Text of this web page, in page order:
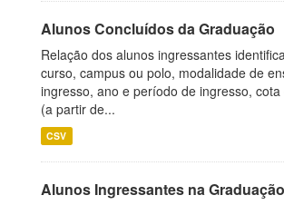
Alunos Concluídos da Graduação
Relação dos alunos ingressantes
curso, campus ou polo, modalidade de
ingresso, ano e período de ingresso, cota
(a partir de...
CSV
Alunos Ingressantes na Graduação